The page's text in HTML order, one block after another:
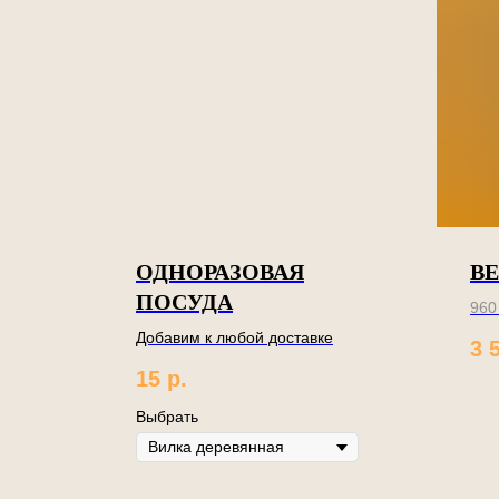
ОДНОРАЗОВАЯ
ПОСУДА
Добавим к любой доставке
15 р.
Выбрать
960
3